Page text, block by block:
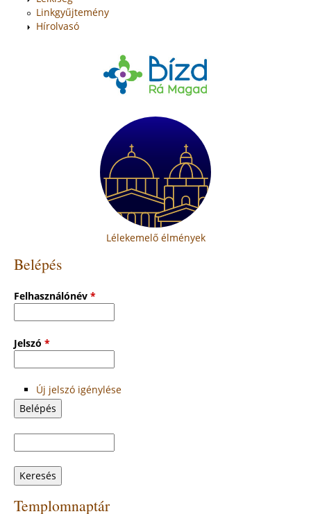
Linkgyűjtemény
Hírolvasó
Lélekemelő élmények
Belépés
Felhasználónév *
Jelszó *
Új jelszó igénylése
Keresés
űrlap
Templomnaptár